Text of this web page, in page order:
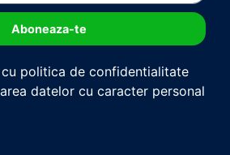
politica de confidentialitate
datelor cu caracter personal